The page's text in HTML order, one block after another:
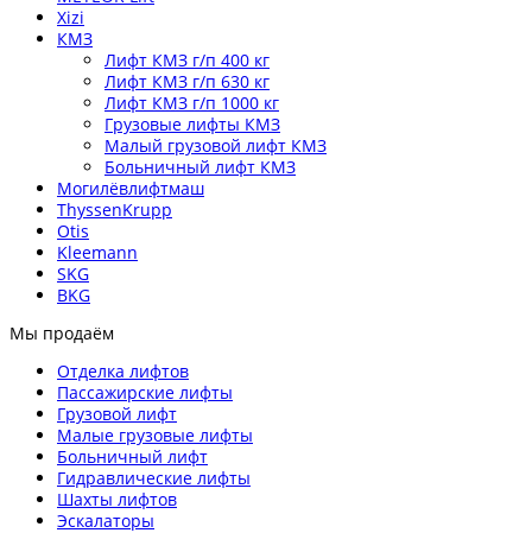
Xizi
КМЗ
Лифт КМЗ г/п 400 кг
Лифт КМЗ г/п 630 кг
Лифт КМЗ г/п 1000 кг
Грузовые лифты КМЗ
Малый грузовой лифт КМЗ
Больничный лифт КМЗ
Могилёвлифтмаш
ThyssenKrupp
Otis
Kleemann
SKG
BKG
Мы продаём
Отделка лифтов
Пассажирские лифты
Грузовой лифт
Малые грузовые лифты
Больничный лифт
Гидравлические лифты
Шахты лифтов
Эскалаторы